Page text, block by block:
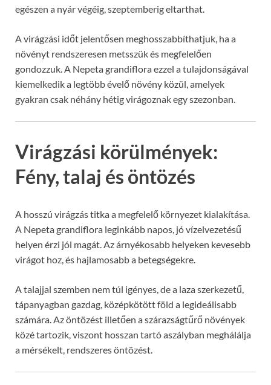
egészen a nyár végéig, szeptemberig eltarthat.
A virágzási időt jelentősen meghosszabbíthatjuk, ha a
növényt rendszeresen metsszük és megfelelően
gondozzuk. A Nepeta grandiflora ezzel a tulajdonságával
kiemelkedik a legtöbb évelő növény közül, amelyek
gyakran csak néhány hétig virágoznak egy szezonban.
Virágzási körülmények:
Fény, talaj és öntözés
A hosszú virágzás titka a megfelelő környezet kialakítása.
A Nepeta grandiflora leginkább napos, jó vízelvezetésű
helyen érzi jól magát. Az árnyékosabb helyeken kevesebb
virágot hoz, és hajlamosabb a betegségekre.
A talajjal szemben nem túl igényes, de a laza szerkezetű,
tápanyagban gazdag, középkötött föld a legideálisabb
számára. Az öntözést illetően a szárazságtűrő növények
közé tartozik, viszont hosszan tartó aszályban meghálálja
a mérsékelt, rendszeres öntözést.